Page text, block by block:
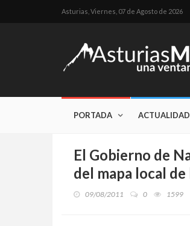
Asturias, Viernes, 07 de Agosto de 2026
PORTADA ACTUALIDAD
El Gobierno de
del mapa local
09/08/2011 0 1599